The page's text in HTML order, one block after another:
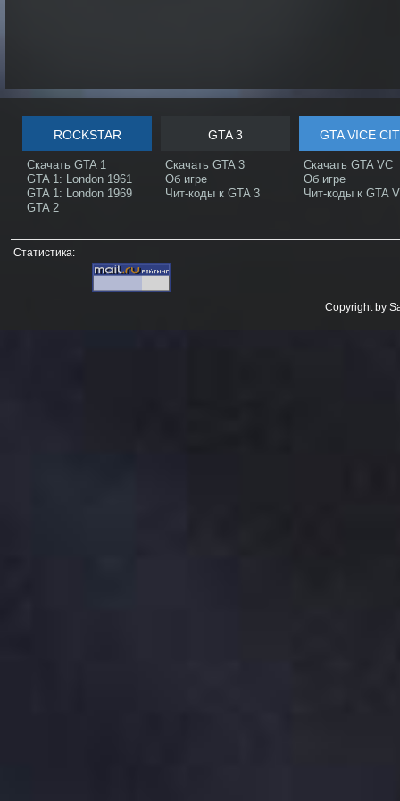
ROCKSTAR
Скачать GTA 1
GTA 1: London 1961
GTA 1: London 1969
GTA 2
GTA 3
Скачать GTA 3
Об игре
Чит-коды к GTA 3
GTA VICE
Скачать GTA VC
Об игре
Чит-коды к GTA
Статистика:
Copyright by